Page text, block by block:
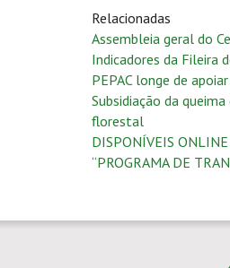
Relacionadas
Assembleia geral do
Indicadores da Fileira
PEPAC longe de
Subsidiação da
florestal
DISPONÍVEIS
“PROGRAMA DE